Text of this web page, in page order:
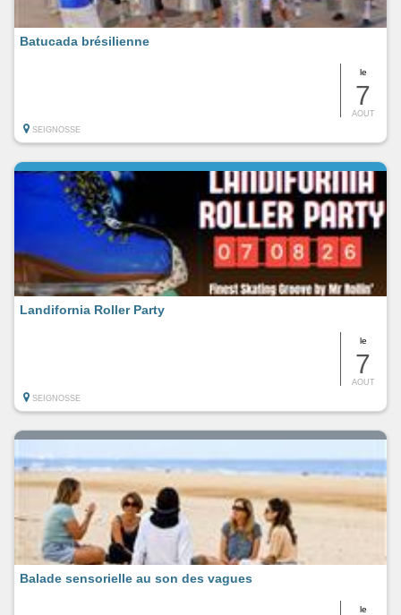
le
7
AOUT
Batucada brésilienne
SEIGNOSSE
le
7
AOUT
Landifornia Roller Party
SEIGNOSSE
le
Balade sensorielle au son des vagues